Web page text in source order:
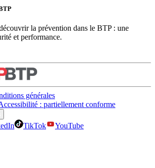
la prévention dans le BTP : une
et performance.
générales
: partiellement conforme
TikTok
YouTube